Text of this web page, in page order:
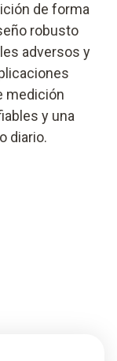
de forma
robusto
adversos y
medición
y una
diario.